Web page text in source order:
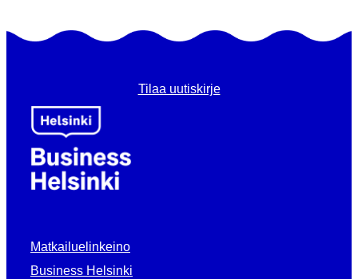
Tilaa uutiskirje
Matkailuelinkeino
Business Helsinki